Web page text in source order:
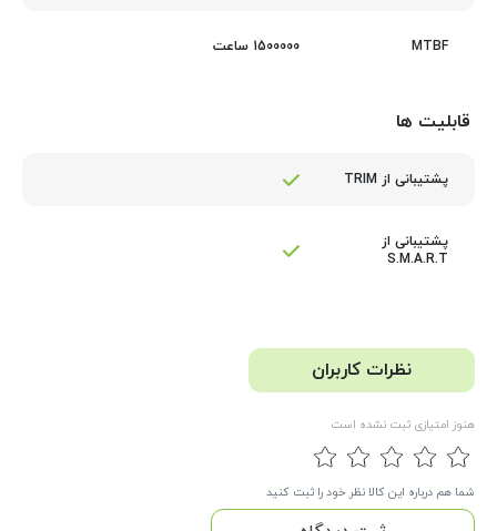
MTBF 1500000 ساعت
قابلیت ها
پشتیبانی از TRIM
پشتیبانی از
S.M.A.R.T
نظرات کاربران
هنوز امتیازی ثبت نشده است
شما هم درباره این کالا نظر خود را ثبت کنید